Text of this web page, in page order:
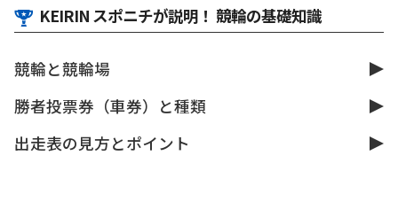
KEIRIN スポニチが説明！ 競輪の基礎知識
競輪と競輪場
勝者投票券（車券）と種類
出走表の見方とポイント